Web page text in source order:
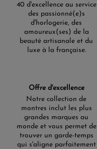
40 d'excellence au service
des passionné(e)s
d'horlogerie, des
amoureux(ses) de la
beauté artisanale et du
luxe à la française.
Offre d'excellence
Notre collection de
montres inclut les plus
grandes marques au
monde et vous permet de
trouver un garde-temps
qui s'aligne parfaitement